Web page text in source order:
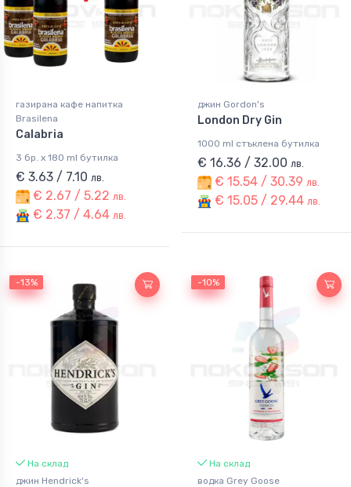
газирана кафе напитка
Brasilena
Calabria
3 бр. x 180 ml бутилка
€ 3.63 / 7.10 лв.
€ 2.67 / 5.22 лв.
€ 2.37 / 4.64 лв.
джин Gordon's
London Dry Gin
1000 ml стъклена бутилка
€ 16.36 / 32.00 лв.
€ 15.54 / 30.39 лв.
€ 15.05 / 29.44 лв.
-13%
-13%
На склад
джин Hendrick's
-10%
-10%
На склад
водка Grey Goose